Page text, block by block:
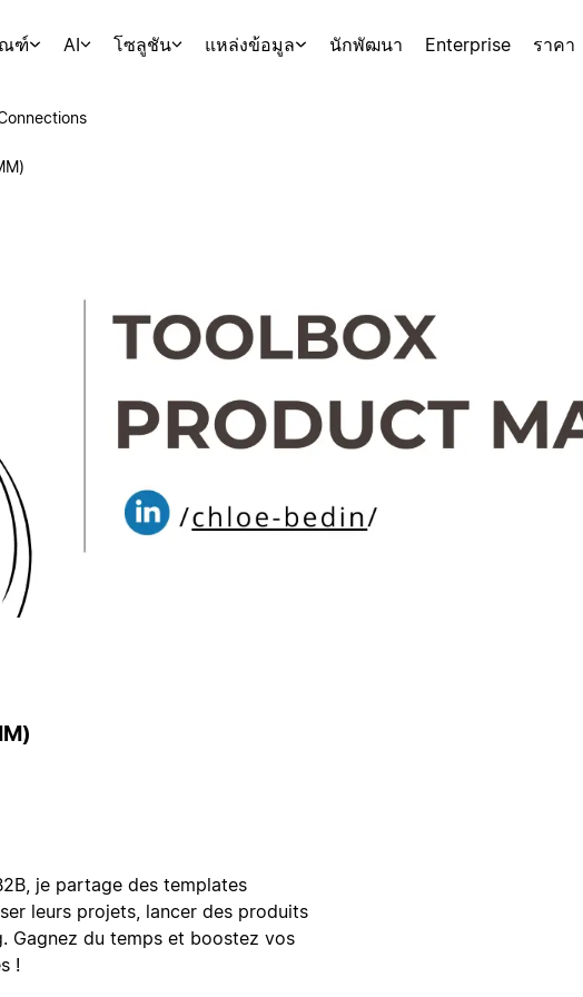
ฑ์ AI โซลูชัน แหล่งข้อมูล นักพัฒนา Enterprise ราคา
je partage des templates
leurs projets, lancer des produits
Gagnez du temps et boostez vos
!